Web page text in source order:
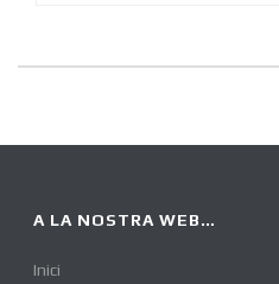
A LA NOSTRA WEB…
Inici